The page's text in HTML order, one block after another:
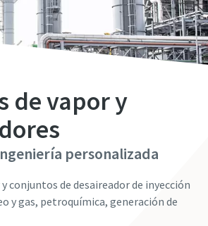
de vapor y
personalizada
conjuntos de desaireador de inyección
y gas, petroquímica, generación de
personal
personal
personal
personal
personal